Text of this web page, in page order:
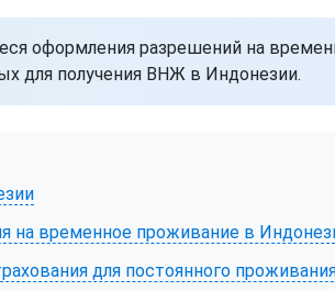
оформления разрешений на
для получения ВНЖ в Индонезии.
на временное проживание в
для постоянного